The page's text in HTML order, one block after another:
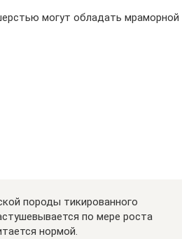
могут обладать мраморной
породы тикированного
по мере роста
нормой.